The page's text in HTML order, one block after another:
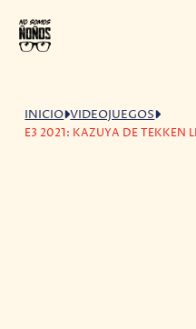
INICIO VIDEOJUEGOS
E3 2021: KAZUYA DE TEKKEN